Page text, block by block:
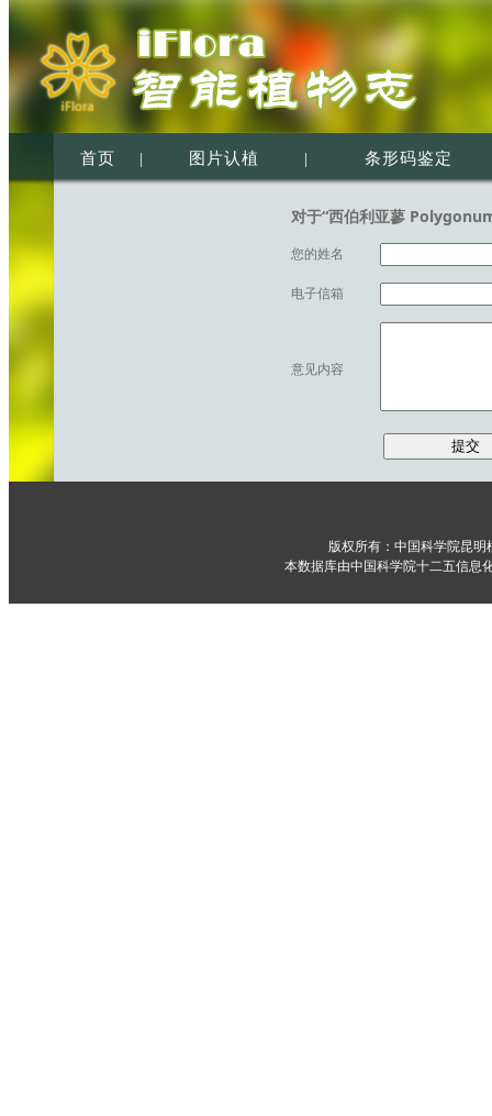
首页 | 图片认植 | 条形码鉴定
对于“西伯利亚蓼
您的姓名
电子信箱
意见内容
版权所有：中国科学院昆
本数据库由中国科学院十二五信息